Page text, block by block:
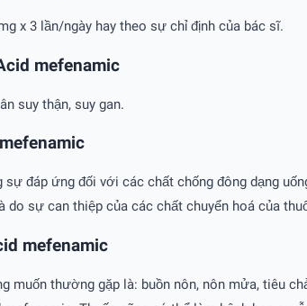
x 3 lần/ngày hay theo sự chỉ định của bác sĩ.
mefenamic
suy thận, suy gan.
đáp ứng đối với các chất chống đông dạng
sự can thiệp của các chất chuyển hoá của
mefenamic
muốn thường gặp là: buồn nôn, nôn mửa, tiêu